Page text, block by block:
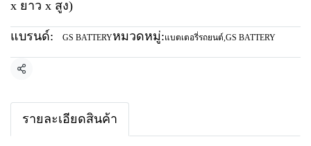
x ยาว x สูง)
แบรนด์: GS BATTERYหมวดหมู่:แบตเตอรี่รถยนต์,GS BATTERY
แชร์
รายละเอียดสินค้า